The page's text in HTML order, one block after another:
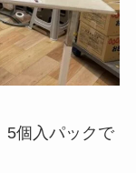
5個入パックで